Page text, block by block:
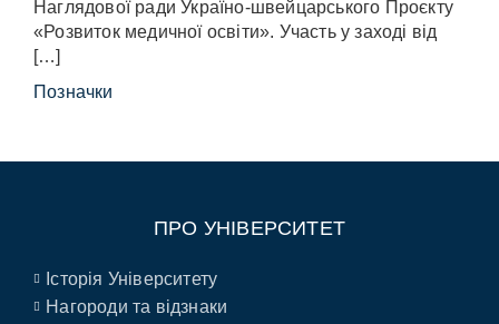
Наглядової ради Україно-швейцарського Проєкту
«Розвиток медичної освіти». Участь у заході від
[…]
Позначки
ПРО УНІВЕРСИТЕТ
Історія Університету
Нагороди та відзнаки